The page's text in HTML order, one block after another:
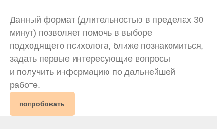
Данный формат (длительностью в пределах 30
минут) позволяет помочь в выборе
подходящего психолога, ближе познакомиться,
задать первые интересующие вопросы
и получить информацию по дальнейшей
работе.
попробовать